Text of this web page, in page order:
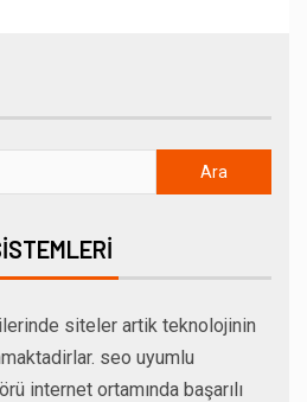
siteler artik teknolojinin
seo uyumlu
internet ortamında başarılı